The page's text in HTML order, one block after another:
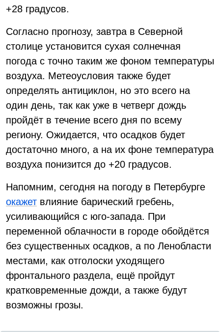
+28 градусов.
Согласно прогнозу, завтра в Северной
столице установится сухая солнечная
погода с точно таким же фоном температуры
воздуха. Метеоусловия также будет
определять антициклон, но это всего на
один день, так как уже в четверг дождь
пройдёт в течение всего дня по всему
региону. Ожидается, что осадков будет
достаточно много, а на их фоне температура
воздуха понизится до +20 градусов.
Напомним, сегодня на погоду в Петербурге
окажет влияние барический гребень,
усиливающийся с юго-запада. При
переменной облачности в городе обойдётся
без существенных осадков, а по Ленобласти
местами, как отголоски уходящего
фронтального раздела, ещё пройдут
кратковременные дожди, а также будут
возможны грозы.